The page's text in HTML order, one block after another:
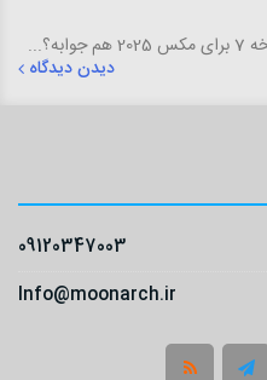
دیدن دیدگاه
09120347003
Info@moonarch.ir